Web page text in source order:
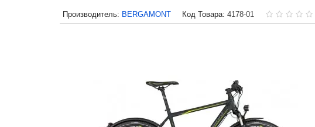
Производитель: BERGAMONT Код Товара: 4178-01